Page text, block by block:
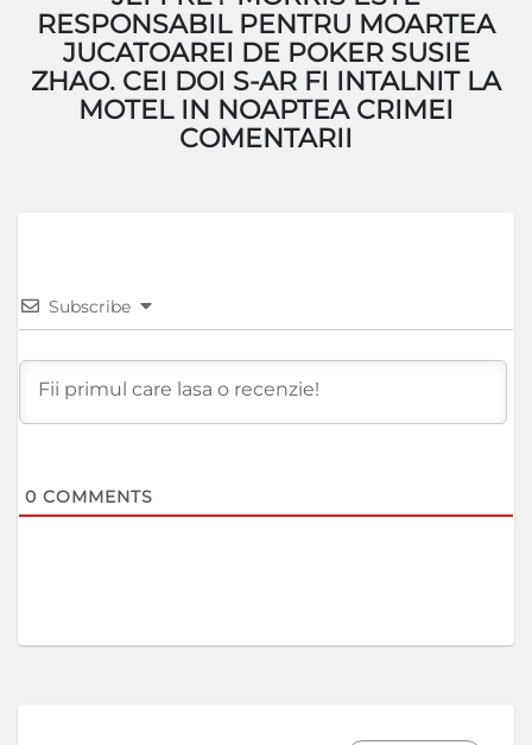
RESPONSABIL PENTRU MOARTEA
JUCATOAREI DE POKER SUSIE
ZHAO. CEI DOI S-AR FI INTALNIT LA
MOTEL IN NOAPTEA CRIMEI
COMENTARII
Subscribe
0 COMMENTS